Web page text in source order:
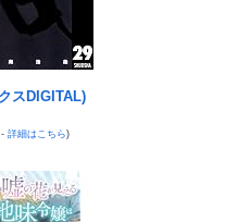
メを選ぶ時の注意点！？】
チンココラボイベント動画が公
！！！
挙句、道路に倒れてどえらいこ
w
、ペタンコのボストンバッグを
ンに確保され「なんで？」と
から温泉が吹き出す ← これ前
発:杉山遙希（2026.8.9）
スDIGITAL)
詳細はこちら)